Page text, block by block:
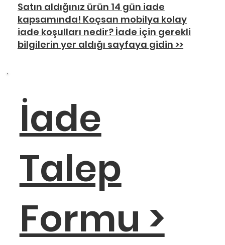
Satın aldığınız ürün 14 gün iade
kapsamında! Koçsan mobilya kolay
iade koşulları nedir? İade için gerekli
bilgilerin yer aldığı sayfaya gidin >>
İade
Talep
Formu >